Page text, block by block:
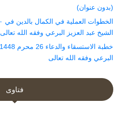
(بدون عنوان)
الشيخ عبد العزيز البرعي وفقه الله تعالى
البرعي وفقه الله تعالى
فتاوى